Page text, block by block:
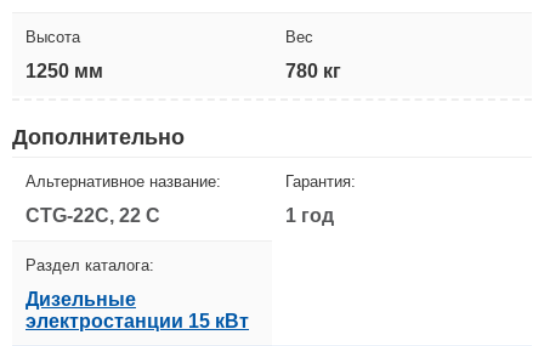
Высота
1250 мм
Вес
780 кг
Дополнительно
Альтернативное название:
CTG-22C, 22 C
Гарантия:
1 год
Раздел каталога:
Дизельные
электростанции 15 кВт